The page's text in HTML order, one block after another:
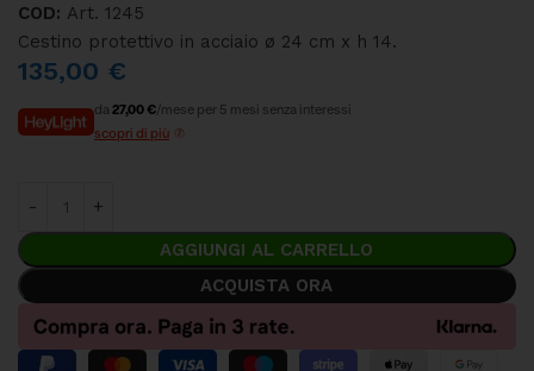
COD: Art. 1245
Cestino protettivo in acciaio ø 24 cm x h 14.
135,00 €
da 27,00 €/mese per 5 mesi senza interessi
scopri di più
AGGIUNGI AL CARRELLO
ACQUISTA ORA